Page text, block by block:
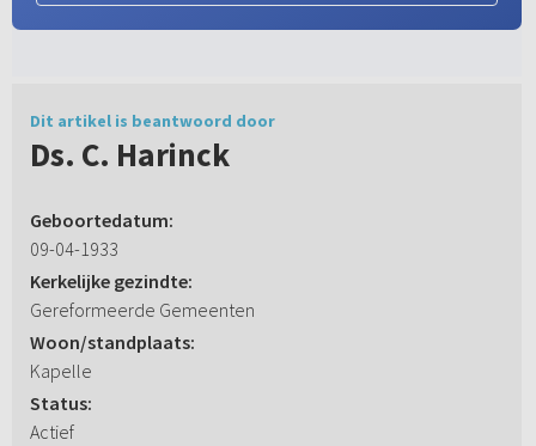
Dit artikel is beantwoord door
Ds. C. Harinck
Geboortedatum:
09-04-1933
Kerkelijke gezindte:
Gereformeerde Gemeenten
Woon/standplaats:
Kapelle
Status:
Actief